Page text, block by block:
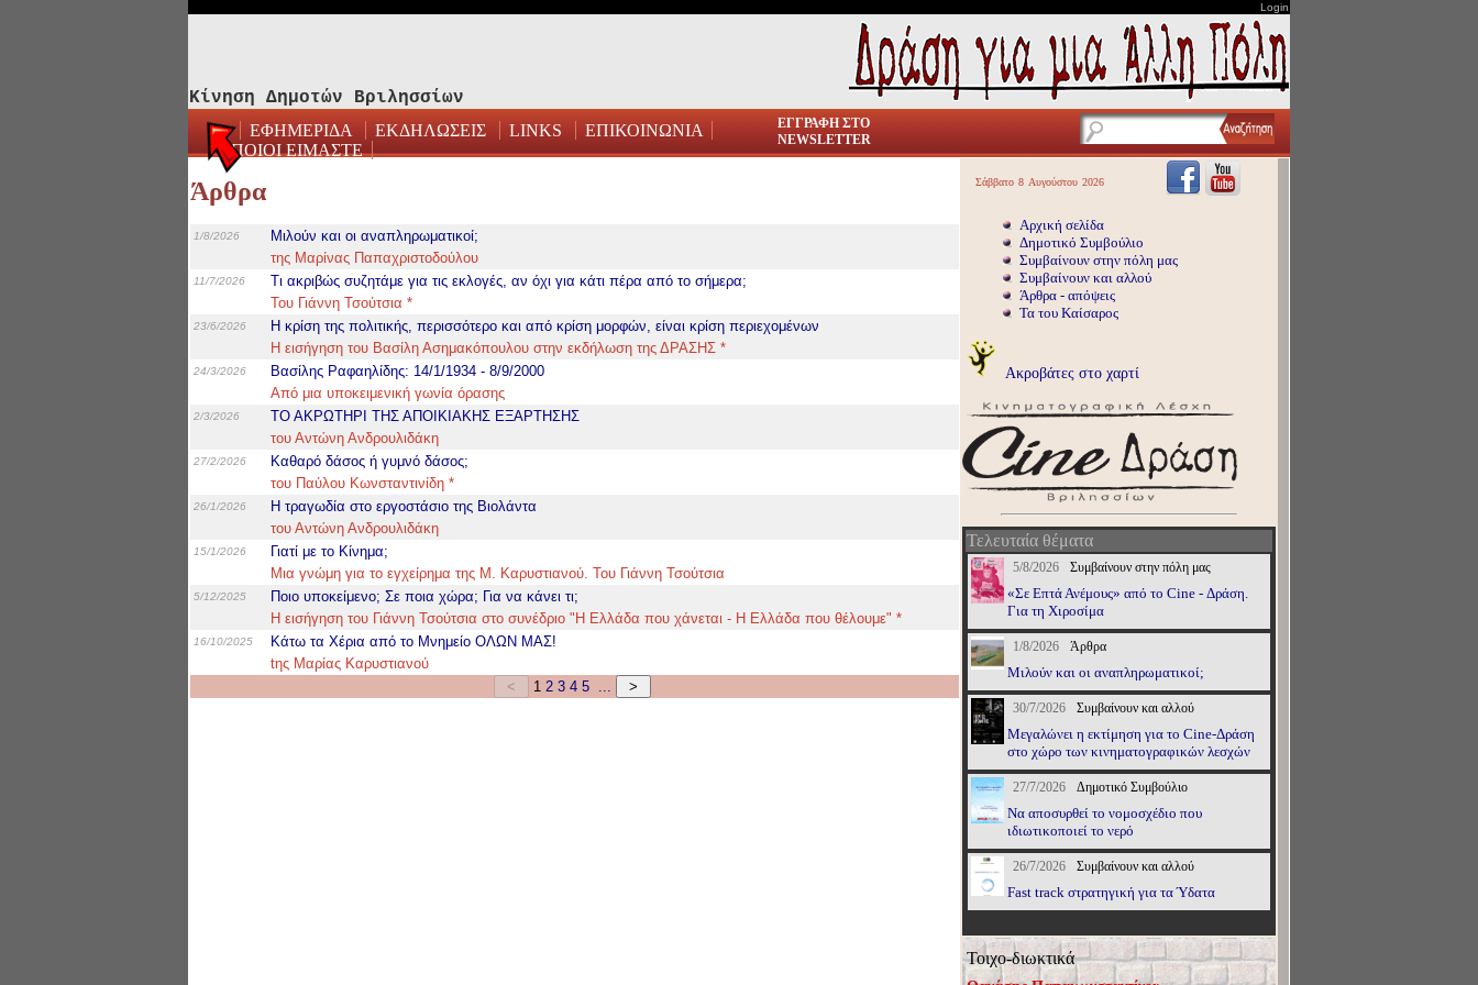
Login
Κίνηση Δημοτών Βριλησσίων
ΕΦΗΜΕΡΙΔΑ ΕΚΔΗΛΩΣΕΙΣ LINKS
ΕΠΙΚΟΙΝΩΝΙΑ
ΠΟΙΟΙ ΕΙΜΑΣΤΕ
ΕΓΓΡΑΦΗ ΣΤΟ
NEWSLETTER
Άρθρα
1/8/2026
Μιλούν και οι αναπληρωματικοί;
της Μαρίνας Παπαχριστοδούλου
11/7/2026
Τι ακριβώς συζητάμε για τις εκλογές, αν όχι για κάτι πέρα από το σήμερα;
Του Γιάννη Τσούτσια *
23/6/2026
Η κρίση της πολιτικής, περισσότερο και από κρίση μορφών, είναι κρίση περιεχομένων
Η εισήγηση του Βασίλη Ασημακόπουλου στην εκδήλωση της ΔΡΑΣΗΣ *
24/3/2026
Βασίλης Ραφαηλίδης: 14/1/1934 - 8/9/2000
Από μια υποκειμενική γωνία όρασης
2/3/2026
ΤΟ ΑΚΡΩΤΗΡΙ ΤΗΣ ΑΠΟΙΚΙΑΚΗΣ ΕΞΑΡΤΗΣΗΣ
του Αντώνη Ανδρουλιδάκη
27/2/2026
Καθαρό δάσος ή γυμνό δάσος;
του Παύλου Κωνσταντινίδη *
26/1/2026
Η τραγωδία στο εργοστάσιο της Βιολάντα
του Αντώνη Ανδρουλιδάκη
15/1/2026
Γιατί με το Κίνημα;
Μια γνώμη για το εγχείρημα της Μ. Καρυστιανού. Του Γιάννη Τσούτσια
5/12/2025
Ποιο υποκείμενο; Σε ποια χώρα; Για να κάνει τι;
Η εισήγηση του Γιάννη Τσούτσια στο συνέδριο "Η Ελλάδα που χάνεται - Η Ελλάδα που θέλουμε" *
16/10/2025
Κάτω τα Χέρια από το Μνημείο ΟΛΩΝ ΜΑΣ!
tης Μαρίας Καρυστιανού
1 2 3 4 5 ...
Σάββατο 8 Αυγούστου 2026
Αρχική σελίδα
Δημοτικό Συμβούλιο
Συμβαίνουν στην πόλη μας
Συμβαίνουν και αλλού
Άρθρα - απόψεις
Τα του Καίσαρος
Ακροβάτες στο χαρτί
Τελευταία θέματα
5/8/2026 Συμβαίνουν στην πόλη μας
«Σε Επτά Ανέμους» από το Cine - Δράση.
Για τη Χιροσίμα
1/8/2026 Άρθρα
Μιλούν και οι αναπληρωματικοί;
30/7/2026 Συμβαίνουν και αλλού
Μεγαλώνει η εκτίμηση για το Cine-Δράση
στο χώρο των κινηματογραφικών λεσχών
27/7/2026 Δημοτικό Συμβούλιο
Να αποσυρθεί το νομοσχέδιο που
ιδιωτικοποιεί το νερό
26/7/2026 Συμβαίνουν και αλλού
Fast track στρατηγική για τα Ύδατα
Τοιχο-διωκτικά